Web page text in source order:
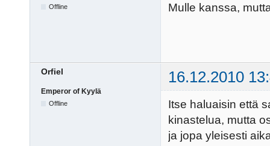
Offline Mulle kanssa,
Orfiel 16.12.2010
Emperor of Kyylä
Offline
Itse haluaisin että
kinastelua, mutta
ja jopa yleisesti